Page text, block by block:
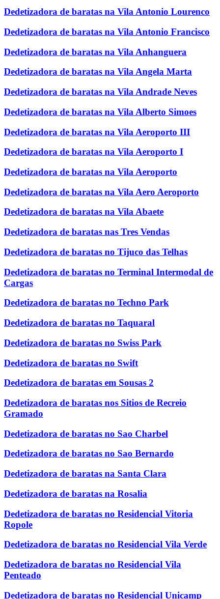
Dedetizadora de baratas na Vila Antonio Lourenco
Dedetizadora de baratas na Vila Antonio Francisco
Dedetizadora de baratas na Vila Anhanguera
Dedetizadora de baratas na Vila Angela Marta
Dedetizadora de baratas na Vila Andrade Neves
Dedetizadora de baratas na Vila Alberto Simoes
Dedetizadora de baratas na Vila Aeroporto III
Dedetizadora de baratas na Vila Aeroporto I
Dedetizadora de baratas na Vila Aeroporto
Dedetizadora de baratas na Vila Aero Aeroporto
Dedetizadora de baratas na Vila Abaete
Dedetizadora de baratas nas Tres Vendas
Dedetizadora de baratas no Tijuco das Telhas
Dedetizadora de baratas no Terminal Intermodal de
Cargas
Dedetizadora de baratas no Techno Park
Dedetizadora de baratas no Taquaral
Dedetizadora de baratas no Swiss Park
Dedetizadora de baratas no Swift
Dedetizadora de baratas em Sousas 2
Dedetizadora de baratas nos Sitios de Recreio
Gramado
Dedetizadora de baratas no Sao Charbel
Dedetizadora de baratas no Sao Bernardo
Dedetizadora de baratas na Santa Clara
Dedetizadora de baratas na Rosalia
Dedetizadora de baratas no Residencial Vitoria
Ropole
Dedetizadora de baratas no Residencial Vila Verde
Dedetizadora de baratas no Residencial Vila
Penteado
Dedetizadora de baratas no Residencial Unicamp